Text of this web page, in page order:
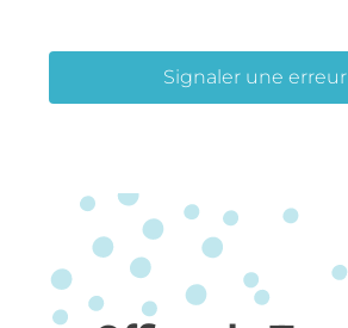
Signaler une erreur